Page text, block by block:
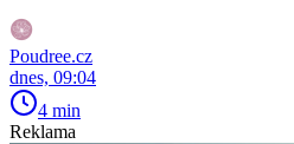
Poudree.cz
dnes, 09:04
4 min
Reklama